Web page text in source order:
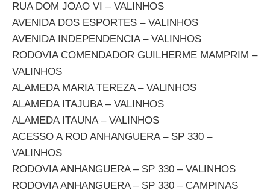
RUA DOM JOAO VI – VALINHOS
AVENIDA DOS ESPORTES – VALINHOS
AVENIDA INDEPENDENCIA – VALINHOS
RODOVIA COMENDADOR GUILHERME MAMPRIM –
VALINHOS
ALAMEDA MARIA TEREZA – VALINHOS
ALAMEDA ITAJUBA – VALINHOS
ALAMEDA ITAUNA – VALINHOS
ACESSO A ROD ANHANGUERA – SP 330 –
VALINHOS
RODOVIA ANHANGUERA – SP 330 – VALINHOS
RODOVIA ANHANGUERA – SP 330 – CAMPINAS